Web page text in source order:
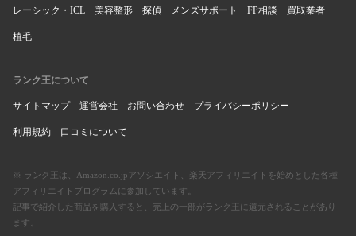
レーシック・ICL 美容整形 探偵 メンズサポート FP相談 買取業者
植毛
ランク王について
サイトマップ 運営会社 お問い合わせ プライバシーポリシー
利用規約 口コミについて
※ ランク王は、Amazon.co.jpアソシエイト、楽天アフィリエイトを始めとした各種
アフィリエイトプログラムに参加しています。
記事で紹介した商品を購入すると、売上の一部がランク王に還元されることがあり
ます。